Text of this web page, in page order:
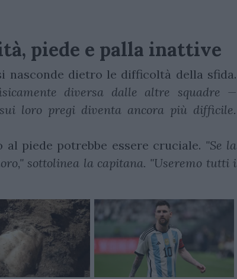
piede e palla inattive
nasconde dietro le difficoltà della sfida.
diversa dalle altre squadre —
loro pregi diventa ancora più difficile.
piede potrebbe essere cruciale. "Se la
sottolinea la capitana. "Useremo tutti i